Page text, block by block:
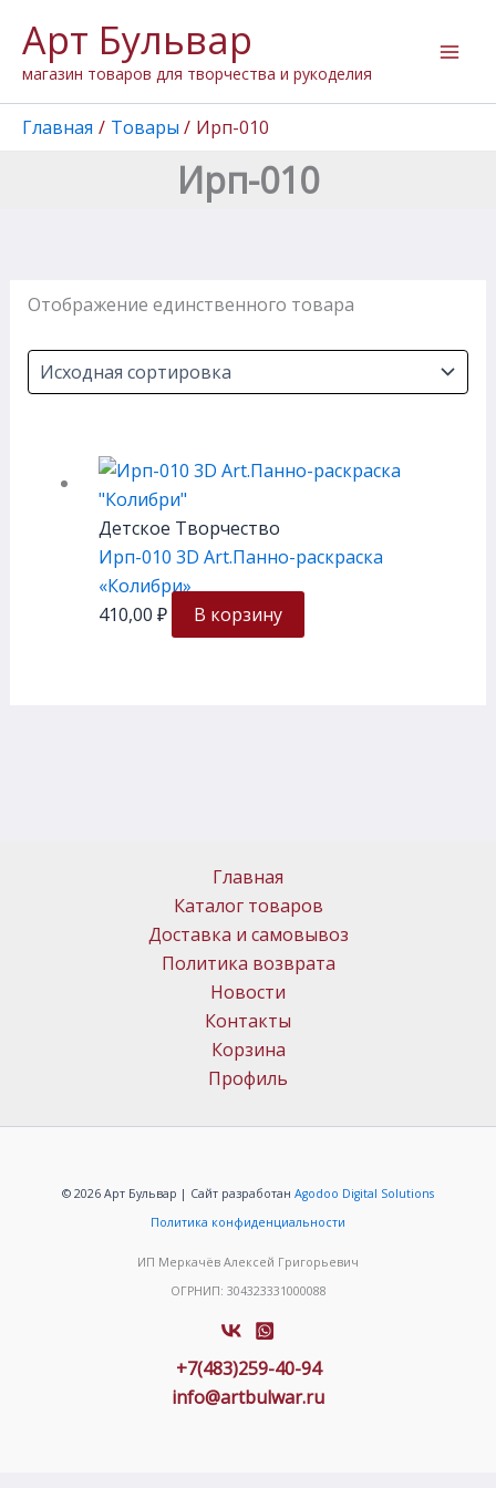
содержимому
Арт Бульвар
магазин товаров для творчества и рукоделия
Главная Товары Ирп-010
Ирп-010
Отображение единственного товара
Детское Творчество
Ирп-010 3D Art.Панно-раскраска
«Колибри»
410,00 ₽ В корзину
Главная
Каталог товаров
Доставка и самовывоз
Политика возврата
Новости
Контакты
Корзина
Профиль
© 2026 Арт Бульвар | Сайт разработан Agodoo Digital Solutions
Политика конфиденциальности
ИП Меркачёв Алексей Григорьевич
ОГРНИП: 304323331000088
+7(483)259-40-94
info@artbulwar.ru